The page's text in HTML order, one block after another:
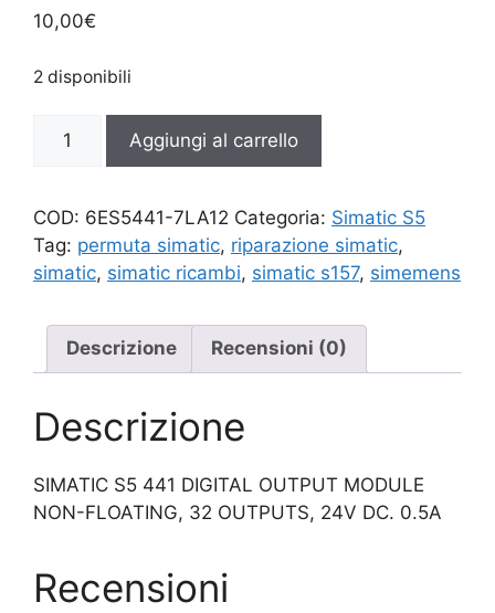
10,00€
2 disponibili
7LA12
Aggiungi al carrello
COD: 6ES5441-7LA12 Categoria: Simatic S5
Tag: permuta simatic, riparazione simatic,
simatic, simatic ricambi, simatic s157, simemens
Descrizione Recensioni (0)
Descrizione
SIMATIC S5 441 DIGITAL OUTPUT MODULE
NON-FLOATING, 32 OUTPUTS, 24V DC. 0.5A
Recensioni